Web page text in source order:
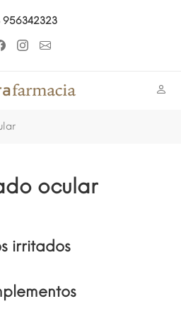
956342323
ocular
irritados